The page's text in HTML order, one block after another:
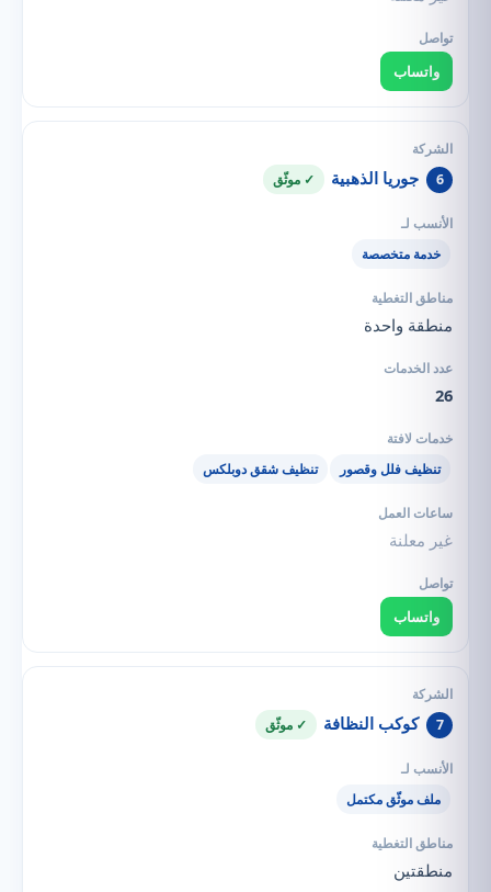
واتساب
6 جوريا الذهبية ✓ موثّق
خدمة متخصصة
منطقة واحدة
26
تنظيف فلل وقصور تنظيف شقق دوبلكس
غير معلنة
واتساب
7 كوكب النظافة ✓ موثّق
ملف موثّق مكتمل
منطقتين